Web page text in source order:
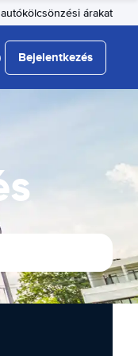
árakat
Bejelentkezés